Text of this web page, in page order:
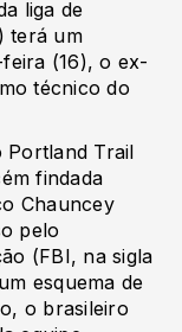
liga de
terá um
(16), o ex-
técnico do
Portland Trail
findada
Chauncey
pelo
(FBI, na sigla
esquema de
o brasileiro